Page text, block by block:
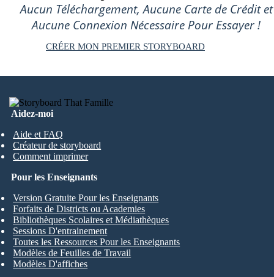
Aucun Téléchargement, Aucune Carte de Crédit et
Aucune Connexion Nécessaire Pour Essayer !
CRÉER MON PREMIER STORYBOARD
Aidez-moi
Aide et FAQ
Créateur de storyboard
Comment imprimer
Pour les Enseignants
Version Gratuite Pour les Enseignants
Forfaits de Districts ou Academies
Bibliothèques Scolaires et Médiathèques
Sessions D'entrainement
Toutes les Ressources Pour les Enseignants
Modèles de Feuilles de Travail
Modèles D'affiches